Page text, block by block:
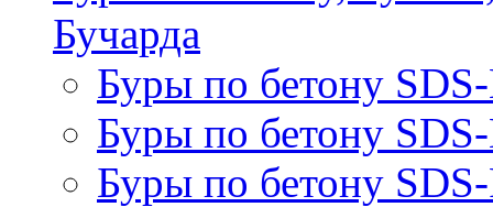
Бучарда
Буры по бетону
Буры по бетону
Буры по бетону